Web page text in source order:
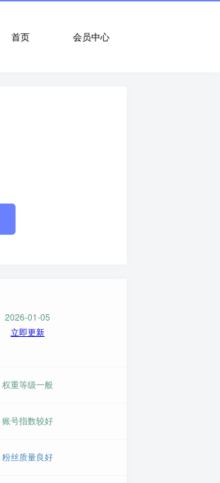
会员中心
首页
2026-01-05
立即更新
权重等级一般
账号指数较好
粉丝质量良好